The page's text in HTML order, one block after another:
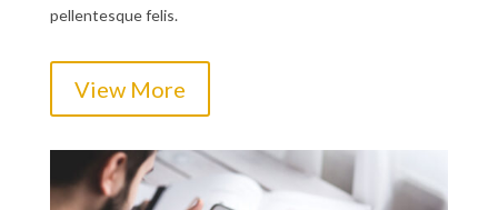
pellentesque felis.
View More